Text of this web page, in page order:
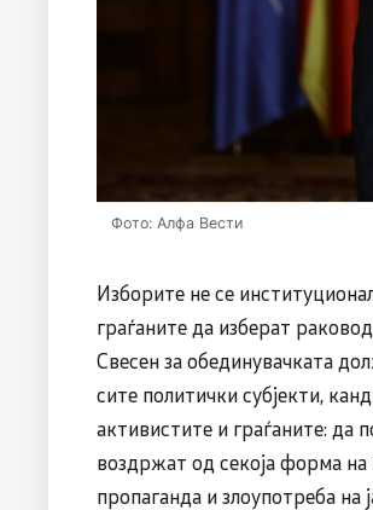
Фото: Алфа Вести
Изборите не се
граѓаните да изберат
Свесен за обединувачката
сите политички субјекти,
активистите и граѓаните: да
воздржат од секоја форма
пропаганда и злоупотреба на